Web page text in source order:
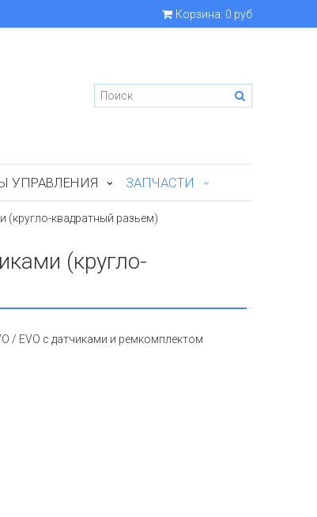
Корзина: 0 руб
УПРАВЛЕНИЯ ЗАПЧАСТИ
(кругло-квадратный разьем)
(кругло-
/ EVO с датчиками и ремкомплектом